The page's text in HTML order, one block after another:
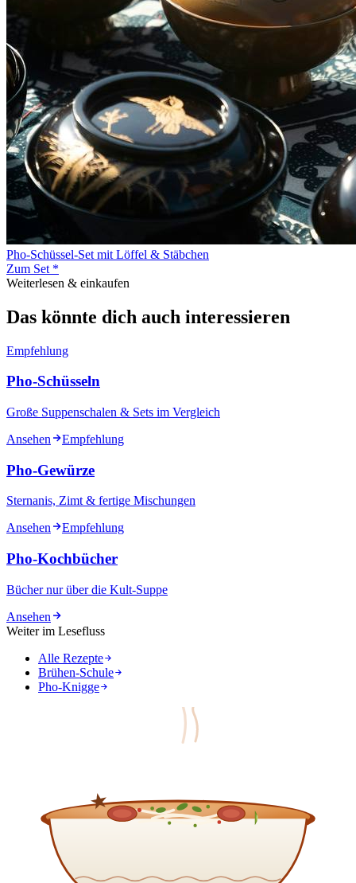
Pho-Schüssel-Set mit Löffel & Stäbchen
Zum Set *
Weiterlesen & einkaufen
Das könnte dich auch interessieren
Empfehlung
Pho-Schüsseln
Große Suppenschalen & Sets im Vergleich
Ansehen
Empfehlung
Pho-Gewürze
Sternanis, Zimt & fertige Mischungen
Ansehen
Empfehlung
Pho-Kochbücher
Bücher nur über die Kult-Suppe
Ansehen
Weiter im Lesefluss
Alle Rezepte
Brühen-Schule
Pho-Knigge